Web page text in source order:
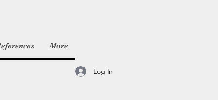
Log In
More